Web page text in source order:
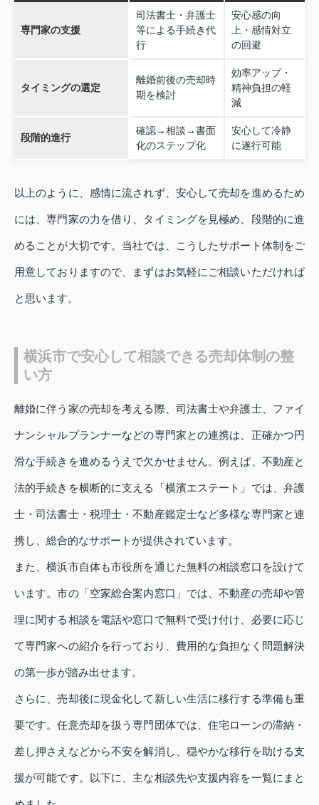
専門家の支援
司法書士・弁護士
等による手続き代
行
安心感の向
上・感情対立
の回避
タイミングの選定
離婚前後の売却時
期を検討
効率アップ・
精神負担の軽
減
段階的進行
確認→相談→書面
化のステップ化
安心して冷静
に遂行可能
以上のように、感情に流されず、安心して売却を進めるため
には、専門家の力を借り、タイミングを見極め、段階的に進
めることが大切です。当社では、こうしたサポート体制をご
用意しておりますので、まずはお気軽にご相談いただければ
と思います。
横浜市で安心して相談できる売却体制の整
い方
離婚に伴う家の売却を考える際、司法書士や弁護士、ファイ
ナンシャルプランナーなどの専門家との連携は、正確かつ円
滑な手続きを進めるうえで欠かせません。例えば、不動産と
法的手続きを横断的に支える「横濱エステート」では、弁護
士・司法書士・税理士・不動産鑑定士など多様な専門家と連
携し、総合的なサポートが提供されています。
また、横浜市自体も市役所を通じた無料の相談窓口を設けて
います。市の「空家総合案内窓口」では、不動産の売却や管
理に関する相談を電話や窓口で無料で受け付け、必要に応じ
て専門家への紹介を行っており、費用的な負担なく問題解決
の第一歩が踏み出せます。
さらに、売却後に現金化して新しい生活に移行する準備も重
要です。任意売却を扱う専門団体では、住宅ローンの滞納・
差し押さえなどから不安を解消し、穏やかな移行を助ける支
援が可能です。以下に、主な相談先や支援内容を一覧にまと